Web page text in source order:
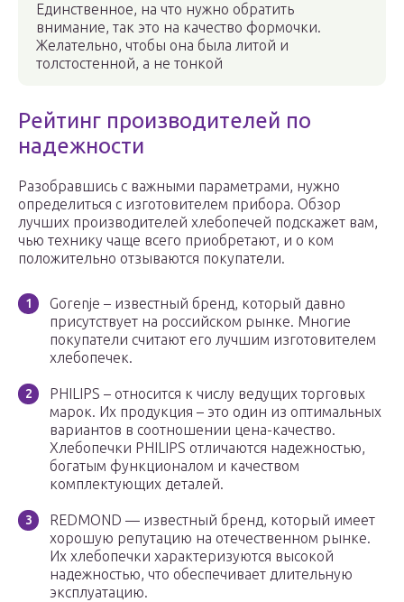
Единственное, на что нужно обратить
внимание, так это на качество формочки.
Желательно, чтобы она была литой и
толстостенной, а не тонкой
Рейтинг производителей по
надежности
Разобравшись с важными параметрами, нужно
определиться с изготовителем прибора. Обзор
лучших производителей хлебопечей подскажет вам,
чью технику чаще всего приобретают, и о ком
положительно отзываются покупатели.
Gorenje – известный бренд, который давно
присутствует на российском рынке. Многие
покупатели считают его лучшим изготовителем
хлебопечек.
PHILIPS – относится к числу ведущих торговых
марок. Их продукция – это один из оптимальных
вариантов в соотношении цена-качество.
Хлебопечки PHILIPS отличаются надежностью,
богатым функционалом и качеством
комплектующих деталей.
REDMOND — известный бренд, который имеет
хорошую репутацию на отечественном рынке.
Их хлебопечки характеризуются высокой
надежностью, что обеспечивает длительную
эксплуатацию.